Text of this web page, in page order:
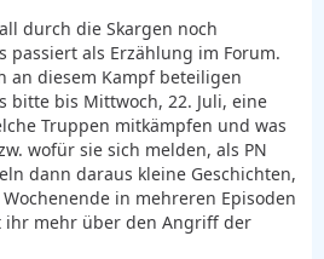
durch die Skargen noch
passiert als Erzählung im Forum.
an diesem Kampf beteiligen
bitte bis Mittwoch, 22. Juli, eine
Truppen mitkämpfen und was
wofür sie sich melden, als PN
dann daraus kleine Geschichten,
in mehreren Episoden
mehr über den Angriff der